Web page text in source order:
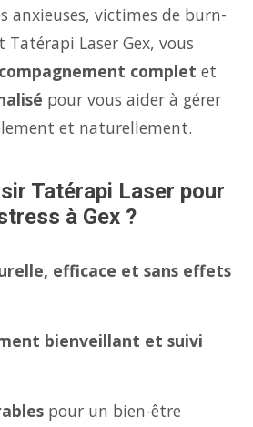
anxieuses, victimes de burn-
Tatérapi Laser Gex, vous
complet et
pour vous aider à gérer
et naturellement.
Tatérapi Laser pour
à Gex ?
efficace et sans effets
bienveillant et suivi
pour un bien-être